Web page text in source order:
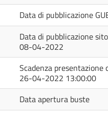
Data di pubblicazione
Data di pubblicazione sito
08-04-2022
Scadenza presentazione
26-04-2022 13:00:00
Data apertura buste